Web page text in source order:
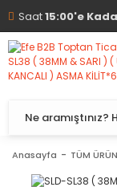
Saat15:00'e
Anasayfa TÜM